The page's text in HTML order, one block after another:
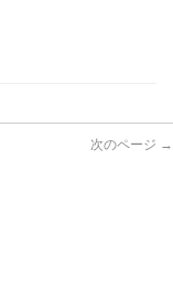
次のページ →